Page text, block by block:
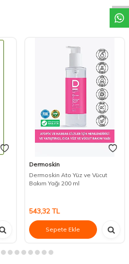
Dermoskin
Dermoskin Ato Yüz ve Vücut
Bakım Yağı 200 ml
543,32TL
Sepete Ekle